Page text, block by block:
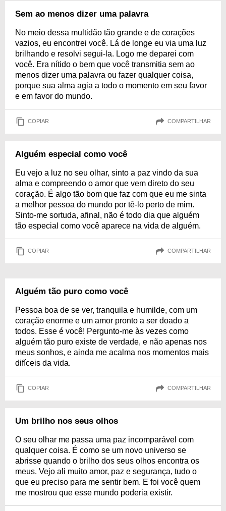
Sem ao menos dizer uma palavra
No meio dessa multidão tão grande e de corações
vazios, eu encontrei você. Lá de longe eu via uma luz
brilhando e resolvi segui-la. Logo me deparei com
você. Era nítido o bem que você transmitia sem ao
menos dizer uma palavra ou fazer qualquer coisa,
porque sua alma agia a todo o momento em seu favor
e em favor do mundo.
COPIAR COMPARTILHAR
Alguém especial como você
Eu vejo a luz no seu olhar, sinto a paz vindo da sua
alma e compreendo o amor que vem direto do seu
coração. É algo tão bom que faz com que eu me sinta
a melhor pessoa do mundo por tê-lo perto de mim.
Sinto-me sortuda, afinal, não é todo dia que alguém
tão especial como você aparece na vida de alguém.
COPIAR COMPARTILHAR
Alguém tão puro como você
Pessoa boa de se ver, tranquila e humilde, com um
coração enorme e um amor pronto a ser doado a
todos. Esse é você! Pergunto-me às vezes como
alguém tão puro existe de verdade, e não apenas nos
meus sonhos, e ainda me acalma nos momentos mais
difíceis da vida.
COPIAR COMPARTILHAR
Um brilho nos seus olhos
O seu olhar me passa uma paz incomparável com
qualquer coisa. É como se um novo universo se
abrisse quando o brilho dos seus olhos encontra os
meus. Vejo ali muito amor, paz e segurança, tudo o
que eu preciso para me sentir bem. E foi você quem
me mostrou que esse mundo poderia existir.